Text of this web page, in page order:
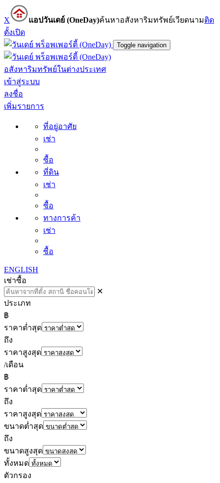
X แอปวันเดย์ (OneDay)ค้นหาอสังหาริมทรัพย์เวียดนามติด
ตั้งเปิด
Toggle navigation
อสังหาริมทรัพย์ในต่างประเทศ
เข้าสู่ระบบ
ลงชื่อ
เพิ่มรายการ
ที่อยู่อาศัย
เช่า
ซื้อ
ที่ดิน
เช่า
ซื้อ
ทางการค้า
เช่า
ซื้อ
ENGLISH
เช่าซื้อ
✕
ประเภท
฿
ราคาต่ำสุด
ถึง
ราคาสูงสุด
/เดือน
฿
ราคาต่ำสุด
ถึง
ราคาสูงสุด
ขนาดต่ำสุด
ถึง
ขนาดสูงสุด
ทั้งหมด
ตัวกรอง